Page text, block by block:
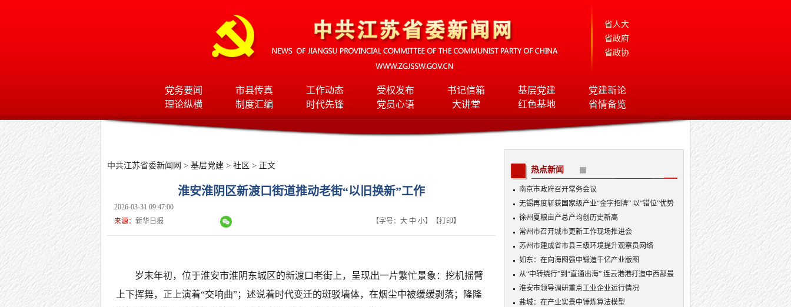
省人大
省政府
省政协
党务要闻 市县传真 工作动态 受权发布 书记信箱 基层党建
党建新论
理论纵横
制度汇编 时代先锋 党员心语 大讲堂 红色基地 省情备览
中共江苏省委新闻网 > 基层党建 > 社区 > 正文
淮安淮阴区新渡口街道推动老街“以旧换新”工作
2026-03-31 09:47:00
来源： 新华日报 【字号： 大 中 小】【打印】
岁末年初，位于淮安市淮阴东城区的新渡口老街上，呈现出一片繁忙景象：挖机摇臂
上下挥舞，正上演着“交响曲”；述说着时代变迁的斑驳墙体，在烟尘中被缓缓剥落；隆隆
热点新闻
南京市政府召开常务会议
无锡再度斩获国家级产业“金字招牌” 以“错位”优势
入局AI顶层赛道
徐州夏粮亩产总产均创历史新高
常州市召开城市更新工作现场推进会
苏州市建成省市县三级环境提升观察员网络
如东：在向海图强中锻造千亿产业版图
从“中转绕行”到“直通出海” 连云港港打造中西部最
优出海口
淮安市领导调研重点工业企业运行情况
盐城：在产业实景中锤炼算法模型